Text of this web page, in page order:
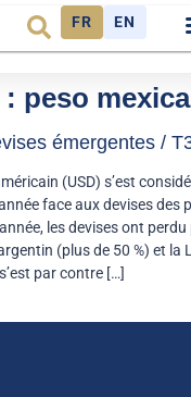
FR EN
: peso
émergentes /
(USD) s’est
face aux devises des
les devises ont
(plus de 50 %) et la
par contre […]